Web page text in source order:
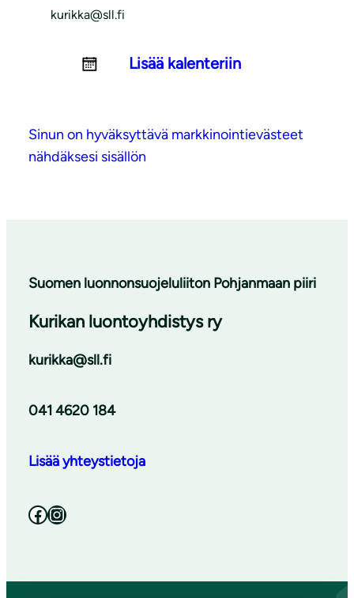
kurikka@sll.fi
Lisää kalenteriin
Sinun on hyväksyttävä markkinointievästeet
nähdäksesi sisällön
Suomen luonnonsuojeluliiton Pohjanmaan piiri
Kurikan luontoyhdistys ry
kurikka@sll.fi
041 4620 184
Lisää yhteystietoja
Facebook Instagram